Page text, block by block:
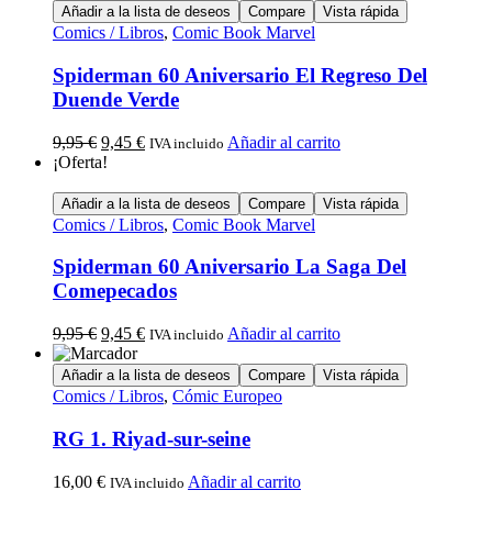
Añadir a la lista de deseos Compare Vista rápida
Comics / Libros, Comic Book Marvel
Spiderman 60 Aniversario El Regreso Del
Duende Verde
9,95€ 9,45 € IVA incluido Añadir al carrito
¡Oferta!
Añadir a la lista de deseos Compare Vista rápida
Comics / Libros, Comic Book Marvel
Spiderman 60 Aniversario La Saga Del
Comepecados
9,95€ 9,45 € IVA incluido Añadir al carrito
Añadir a la lista de deseos Compare Vista rápida
Comics / Libros, Cómic Europeo
RG 1. Riyad-sur-seine
16,00 € IVA incluido Añadir al carrito